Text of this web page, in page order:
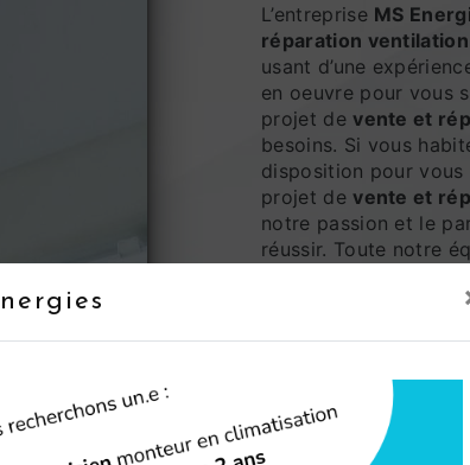
L’entreprise MS
réparation ventilation
usant d’une
en oeuvre pour vous
projet devente et
besoins. Si vous
disposition pour vous
projet devente et
notre passion et le
réussir. Toute notre
En